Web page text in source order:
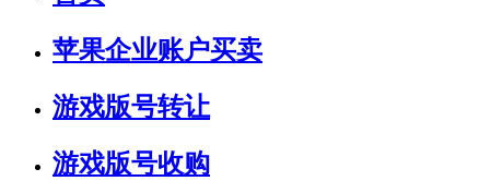
苹果企业账户买卖
游戏版号转让
游戏版号收购